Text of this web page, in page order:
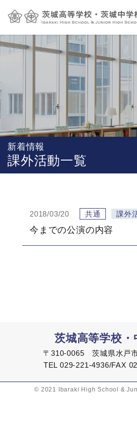
新着情報
課外活動一覧
2018/03/20 共通 課外
今までの公演の内容
茨城高等学校・
〒310-0065 茨城県水戸
TEL 029-221-4936/FAX
© 2021 Ibaraki High School &